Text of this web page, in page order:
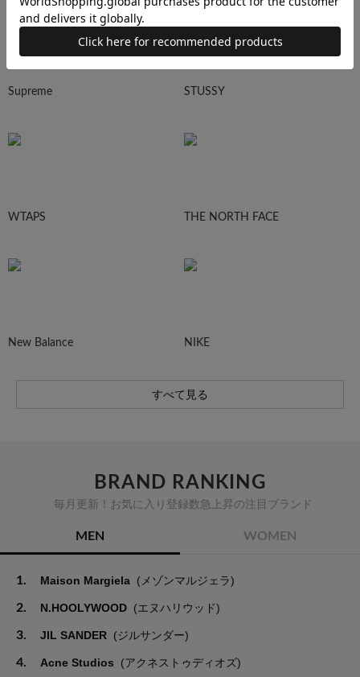
Supreme STUSSY
WTAPS THE NORTH FACE
New Balance NIKE
すべて見る
BRAND RANKING
毎月更新！お気に入り登録数急上昇の注目ブランド
MEN WOMEN
1. Maison Margiela (メゾンマルジェラ)
2. N.HOOLYWOOD (エヌハリウッド)
3. JIL SANDER (ジルサンダー)
4. Acne Studios (アクネストゥディオズ)